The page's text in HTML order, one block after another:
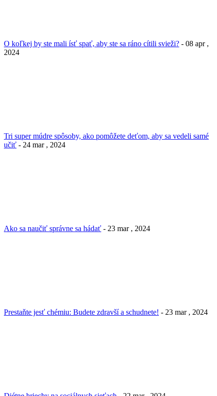
O koľkej by ste mali ísť spať, aby ste sa ráno cítili svieži? - 08 apr ,
2024
Tri super múdre spôsoby, ako pomôžete deťom, aby sa vedeli samé
učiť - 24 mar , 2024
Ako sa naučiť správne sa hádať - 23 mar , 2024
Prestaňte jesť chémiu: Budete zdravší a schudnete! - 23 mar , 2024